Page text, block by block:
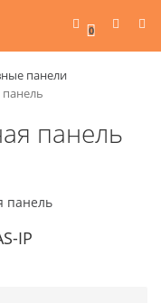
0
панели
панель
IP